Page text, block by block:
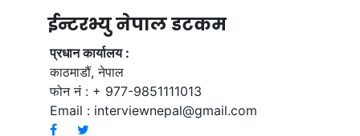
ईन्टरभ्यु नेपाल डटकम
प्रधान कार्यालय :
काठमाडौं, नेपाल
फोन नं : + 977-9851111013
Email : interviewnepal@gmail.com